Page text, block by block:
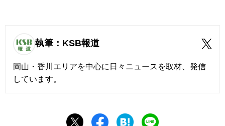
執筆：KSB報道
岡山・香川エリアを中心に日々ニュースを取材、発信
しています。